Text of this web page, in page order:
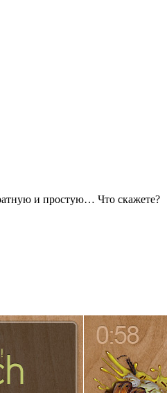
и простую… Что скажете?